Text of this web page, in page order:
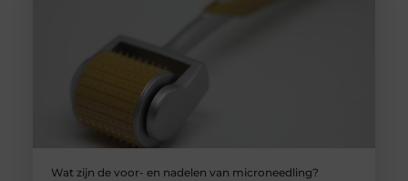
Wat zijn de voor- en nadelen van microneedling?